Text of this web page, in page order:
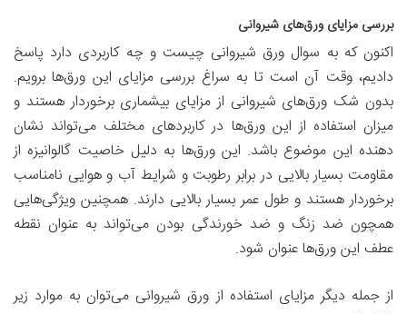
بررسی مزایای ورق‌های شیروانی
اکنون که به سوال ورق شیروانی چیست و چه کاربردی دارد پاسخ
دادیم، وقت آن است تا به سراغ بررسی مزایای این ورق‌ها برویم.
بدون شک ورق‌های شیروانی از مزایای بیشماری برخوردار هستند و
میزان استفاده از این ورق‌ها در کاربردهای مختلف می‌تواند نشان
دهنده‌ این موضوع باشد. این ورق‌ها به دلیل خاصیت گالوانیزه از
مقاومت بسیار بالایی در برابر رطوبت و شرایط آب و هوایی نامناسب
برخوردار هستند و طول عمر بسیار بالایی دارند. همچنین ویژگی‌هایی
همچون ضد زنگ و ضد خورندگی بودن می‌تواند به عنوان نقطه
عطف این ورق‌ها عنوان شود.
از جمله دیگر مزایای استفاده از ورق شیروانی می‌توان به موارد زیر